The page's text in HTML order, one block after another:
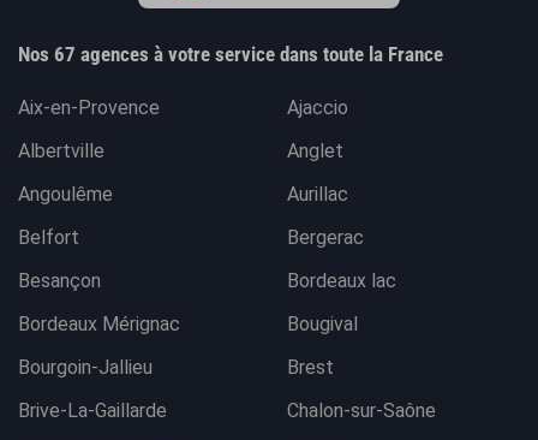
Nos 67 agences à votre service dans toute la France
Aix-en-Provence
Ajaccio
Albertville
Anglet
Angoulême
Aurillac
Belfort
Bergerac
Besançon
Bordeaux lac
Bordeaux Mérignac
Bougival
Bourgoin-Jallieu
Brest
Brive-La-Gaillarde
Chalon-sur-Saône